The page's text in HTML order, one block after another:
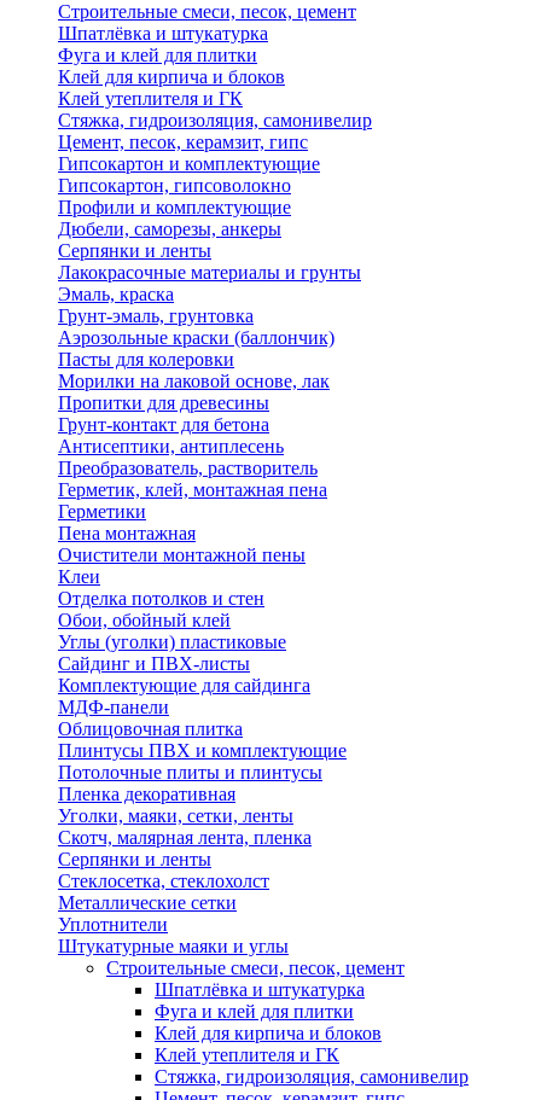
Строительные смеси, песок, цемент
Шпатлёвка и штукатурка
Фуга и клей для плитки
Клей для кирпича и блоков
Клей утеплителя и ГК
Стяжка, гидроизоляция, самонивелир
Цемент, песок, керамзит, гипс
Гипсокартон и комплектующие
Гипсокартон, гипсоволокно
Профили и комплектующие
Дюбели, саморезы, анкеры
Серпянки и ленты
Лакокрасочные материалы и грунты
Эмаль, краска
Грунт-эмаль, грунтовка
Аэрозольные краски (баллончик)
Пасты для колеровки
Морилки на лаковой основе, лак
Пропитки для древесины
Грунт-контакт для бетона
Антисептики, антиплесень
Преобразователь, растворитель
Герметик, клей, монтажная пена
Герметики
Пена монтажная
Очистители монтажной пены
Клеи
Отделка потолков и стен
Обои, обойный клей
Углы (уголки) пластиковые
Сайдинг и ПВХ-листы
Комплектующие для сайдинга
МДФ-панели
Облицовочная плитка
Плинтусы ПВХ и комплектующие
Потолочные плиты и плинтусы
Пленка декоративная
Уголки, маяки, сетки, ленты
Скотч, малярная лента, пленка
Серпянки и ленты
Стеклосетка, стеклохолст
Металлические сетки
Уплотнители
Штукатурные маяки и углы
Строительные смеси, песок, цемент
Шпатлёвка и штукатурка
Фуга и клей для плитки
Клей для кирпича и блоков
Клей утеплителя и ГК
Стяжка, гидроизоляция, самонивелир